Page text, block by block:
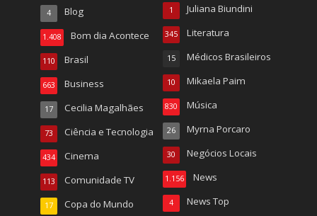
Blog
4
Bom dia Acontece
1.408
Brasil
110
Business
663
Cecilia Magalhães
17
Ciência e Tecnologia
73
Cinema
434
Comunidade TV
113
Copa do Mundo
17
Juliana Biundini
1
Literatura
345
Médicos Brasileiros
15
Mikaela Paim
10
Música
830
Myrna Porcaro
26
Negócios Locais
30
News
1.156
News Top
4